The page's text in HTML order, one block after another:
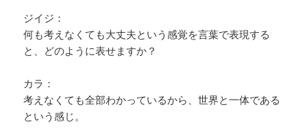
ジイジ：
何も考えなくても大丈夫という感覚を言葉で表現する
と、どのように表せますか？
カラ：
考えなくても全部わかっているから、世界と一体である
という感じ。